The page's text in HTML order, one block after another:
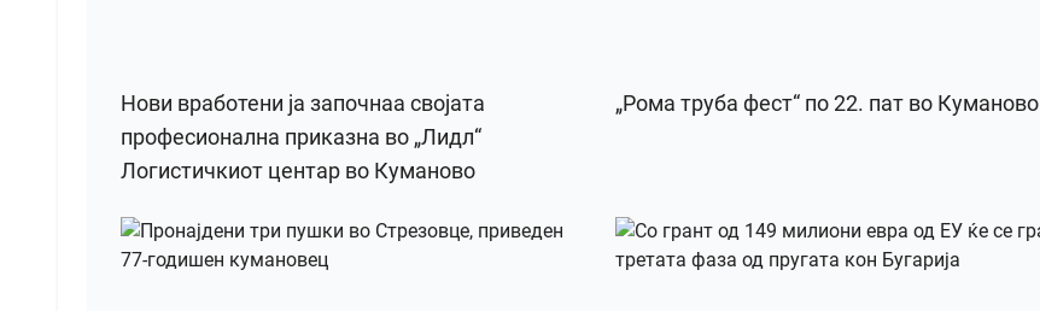
Нови вработени ја започнаа својата
професионална приказна во „Лидл“
Логистичкиот центар во Куманово
„Рома труба фест“ по 22. пат во Куманово